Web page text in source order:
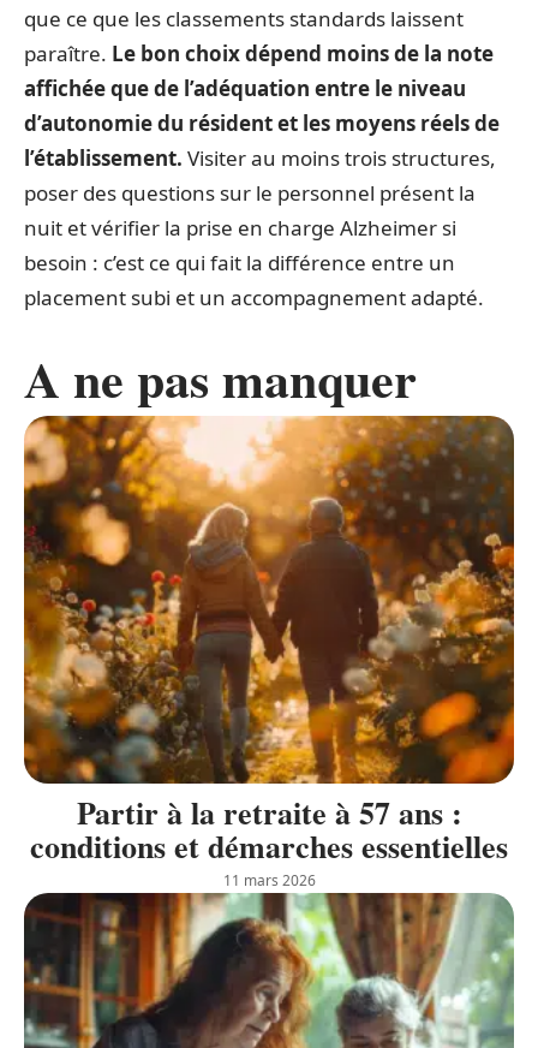
que ce que les classements standards laissent
paraître. Le bon choix dépend moins de la note
affichée que de l’adéquation entre le niveau
d’autonomie du résident et les moyens réels de
l’établissement. Visiter au moins trois structures,
poser des questions sur le personnel présent la
nuit et vérifier la prise en charge Alzheimer si
besoin : c’est ce qui fait la différence entre un
placement subi et un accompagnement adapté.
A ne pas manquer
Partir à la retraite à 57 ans :
conditions et démarches essentielles
11 mars 2026